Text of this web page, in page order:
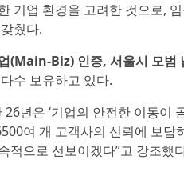
기업 환경을 고려한 것으로,
췄다.
(Main-Biz) 인증, 서울시 모범
수 보유하고 있다.
년은 ‘기업의 안전한 이동이
여 개 고객사의 신뢰에 보
적으로 선보이겠다”고 강조했